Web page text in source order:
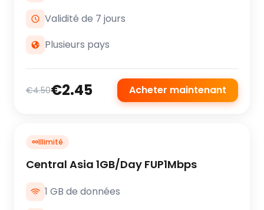
Validité de 7 jours
Plusieurs pays
€4.50€2.45 Acheter maintenant
∞Illimité
Central Asia 1GB/Day FUP1Mbps
1 GB de données